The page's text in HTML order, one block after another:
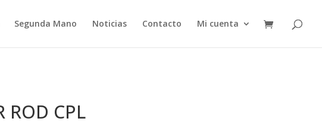
Segunda Mano Noticias Contacto Mi cuenta
ROD CPL